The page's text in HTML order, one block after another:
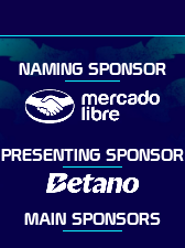
NAMING SPONSOR
PRESENTING SPONSOR
MAIN SPONSORS